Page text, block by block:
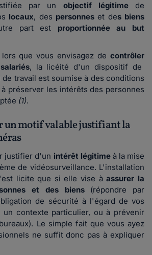
par un objectif légitimede
locaux, des personneset des biens
part est proportionnée au but
que vous envisagez de contrôler
, la licéité d'un dispositif de
travail est soumise à des conditions
préserver les intérêts des personnes
(1).
un motif valable justifiant la
justifier d'un intérêt légitimeà la mise
de vidéosurveillance. L'installation
licite que si elle vise àassurer la
et des biens(répondre par
de sécurité à l'égard de vos
un contexte particulier, ou à prévenir
Le simple fait que vous ayez
ne suffit donc pas à expliquer